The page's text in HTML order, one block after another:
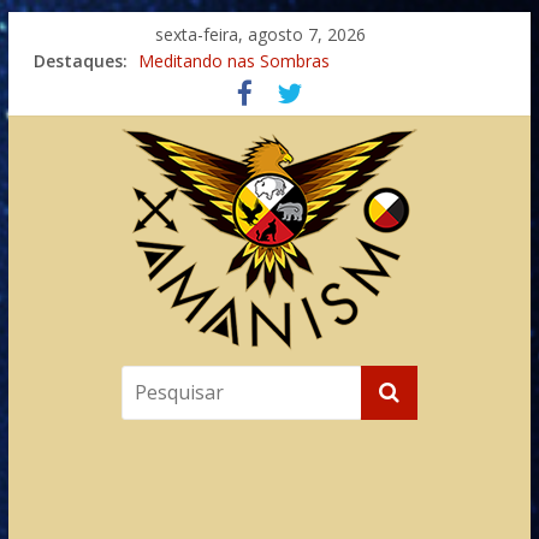
sexta-feira, agosto 7, 2026
Destaques: Meditando nas Sombras
Autosuficiência: A Jornada do Espírito Ancestral
Xamanismo Universal
Totens – Caminho Espiritual – Crescimento
Imaginação na Cura